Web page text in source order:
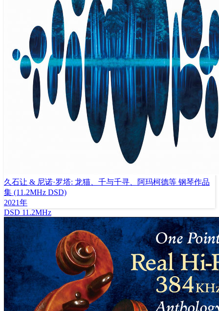
久石让 & 尼诺·罗塔: 龙猫、千与千寻、阿玛柯德等 钢琴作品
集 (11.2MHz DSD)
2021年
DSD 11.2MHz